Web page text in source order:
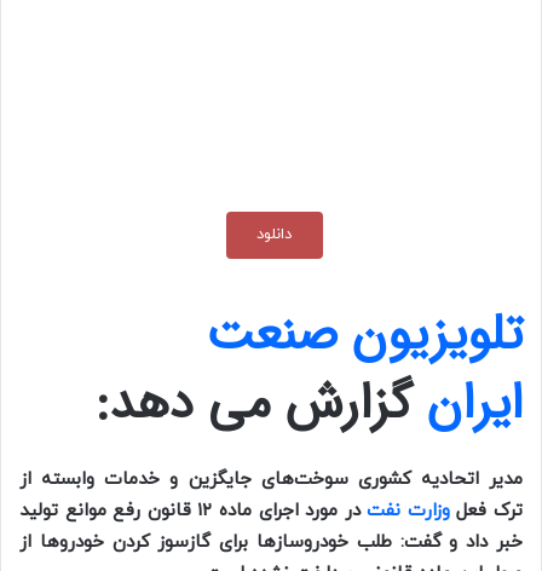
دانلود
تلویزیون صنعت
ایرانگزارش می دهد:
مدیر اتحادیه کشوری سوخت‌های جایگزین و خدمات وابسته از
ترک فعلوزارت نفت
در مورد اجرای ماده ۱۲ قانون رفع موانع تولید
خبر داد و گفت: طلب خودروساز‌ها برای گازسوز کردن خودرو‌ها از